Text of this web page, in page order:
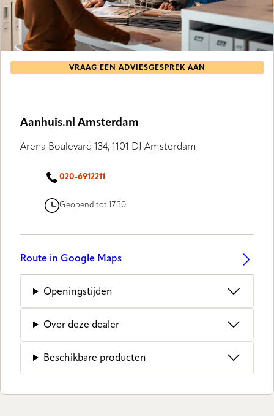
VRAAG EEN ADVIESGESPREK AAN
Aanhuis.nl Amsterdam
Arena Boulevard 134, 1101 DJ Amsterdam
020-6912211
Geopend tot 17:30
Route in Google Maps
Openingstijden
Over deze dealer
Beschikbare producten